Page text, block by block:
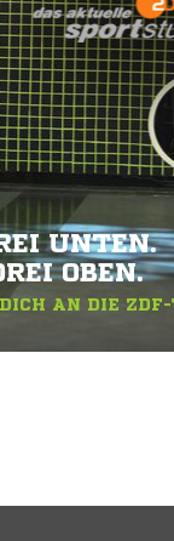
UNTEN.
OBEN.
AN DIE ZDF-